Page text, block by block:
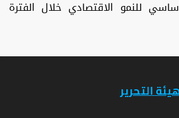
للنمو الاقتصادي خلال الفترة
التحرير